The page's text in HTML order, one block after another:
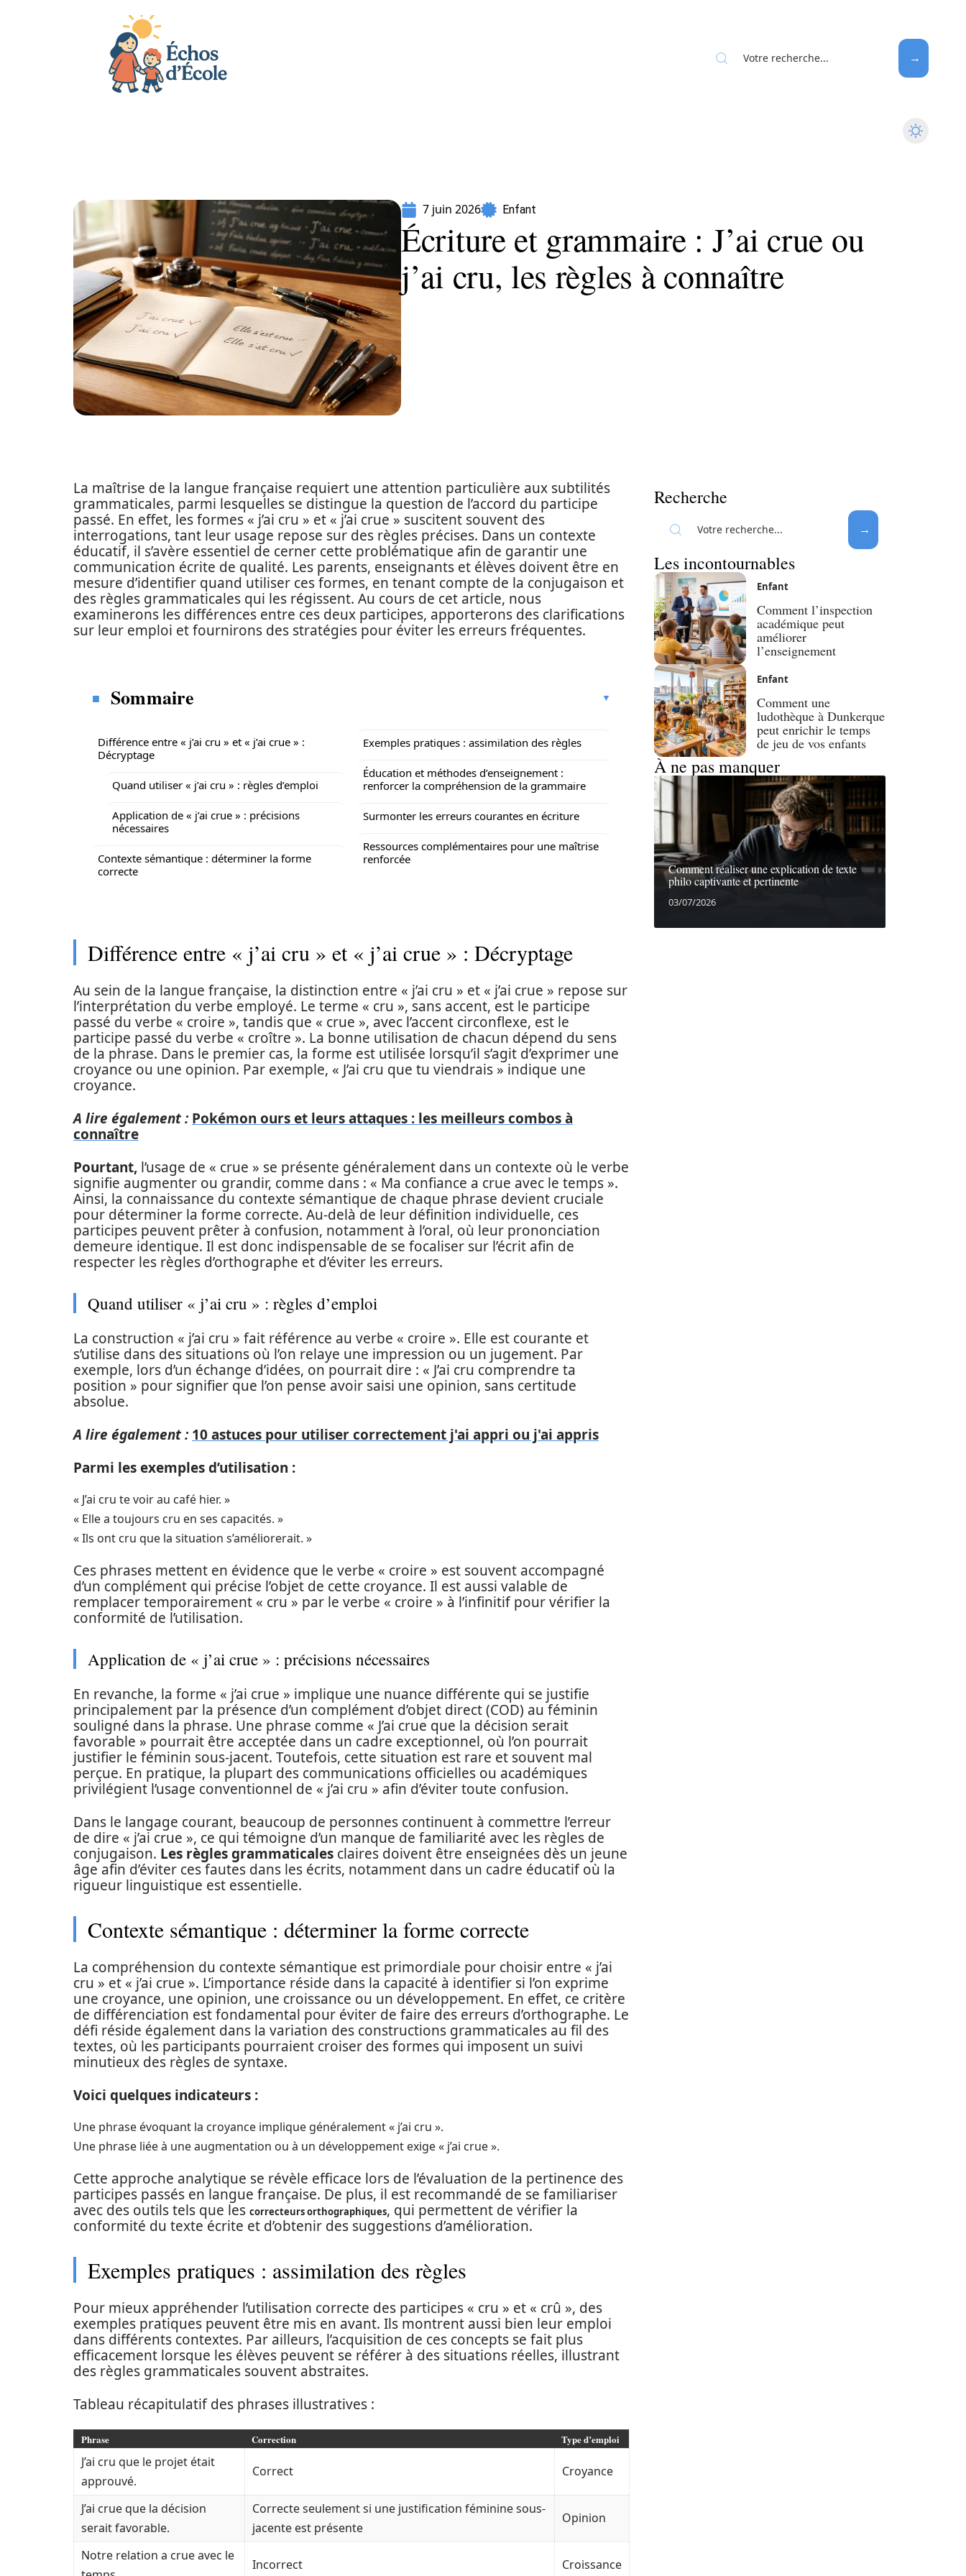
7 juin 2026 Enfant
Écriture et grammaire : J’ai crue ou
j’ai cru, les règles à connaître
La maîtrise de la langue française requiert une attention particulière aux subtilités
grammaticales, parmi lesquelles se distingue la question de l’accord du participe
passé. En effet, les formes « j’ai cru » et « j’ai crue » suscitent souvent des
interrogations, tant leur usage repose sur des règles précises. Dans un contexte
éducatif, il s’avère essentiel de cerner cette problématique afin de garantir une
communication écrite de qualité. Les parents, enseignants et élèves doivent être en
mesure d’identifier quand utiliser ces formes, en tenant compte de la conjugaison et
des règles grammaticales qui les régissent. Au cours de cet article, nous
examinerons les différences entre ces deux participes, apporterons des clarifications
sur leur emploi et fournirons des stratégies pour éviter les erreurs fréquentes.
Sommaire
Différence entre « j’ai cru » et « j’ai crue » :
Décryptage
Quand utiliser « j’ai cru » : règles d’emploi
Application de « j’ai crue » : précisions
nécessaires
Contexte sémantique : déterminer la forme
correcte
Exemples pratiques : assimilation des règles
Éducation et méthodes d’enseignement :
renforcer la compréhension de la grammaire
Surmonter les erreurs courantes en écriture
Ressources complémentaires pour une maîtrise
renforcée
Différence entre « j’ai cru » et « j’ai crue » : Décryptage
Au sein de la langue française, la distinction entre « j’ai cru » et « j’ai crue » repose sur
l’interprétation du verbe employé. Le terme « cru », sans accent, est le participe
passé du verbe « croire », tandis que « crue », avec l’accent circonflexe, est le
participe passé du verbe « croître ». La bonne utilisation de chacun dépend du sens
de la phrase. Dans le premier cas, la forme est utilisée lorsqu’il s’agit d’exprimer une
croyance ou une opinion. Par exemple, « J’ai cru que tu viendrais » indique une
croyance.
A lire également : Pokémon ours et leurs attaques : les meilleurs combos à
connaître
Pourtant, l’usage de « crue » se présente généralement dans un contexte où le verbe
signifie augmenter ou grandir, comme dans : « Ma confiance a crue avec le temps ».
Ainsi, la connaissance du contexte sémantique de chaque phrase devient cruciale
pour déterminer la forme correcte. Au-delà de leur définition individuelle, ces
participes peuvent prêter à confusion, notamment à l’oral, où leur prononciation
demeure identique. Il est donc indispensable de se focaliser sur l’écrit afin de
respecter les règles d’orthographe et d’éviter les erreurs.
Quand utiliser « j’ai cru » : règles d’emploi
La construction « j’ai cru » fait référence au verbe « croire ». Elle est courante et
s’utilise dans des situations où l’on relaye une impression ou un jugement. Par
exemple, lors d’un échange d’idées, on pourrait dire : « J’ai cru comprendre ta
position » pour signifier que l’on pense avoir saisi une opinion, sans certitude
absolue.
A lire également : 10 astuces pour utiliser correctement j'ai appri ou j'ai appris
Parmi les exemples d’utilisation :
« J’ai cru te voir au café hier. »
« Elle a toujours cru en ses capacités. »
« Ils ont cru que la situation s’améliorerait. »
Ces phrases mettent en évidence que le verbe « croire » est souvent accompagné
d’un complément qui précise l’objet de cette croyance. Il est aussi valable de
remplacer temporairement « cru » par le verbe « croire » à l’infinitif pour vérifier la
conformité de l’utilisation.
Application de « j’ai crue » : précisions nécessaires
En revanche, la forme « j’ai crue » implique une nuance différente qui se justifie
principalement par la présence d’un complément d’objet direct (COD) au féminin
souligné dans la phrase. Une phrase comme « J’ai crue que la décision serait
favorable » pourrait être acceptée dans un cadre exceptionnel, où l’on pourrait
justifier le féminin sous-jacent. Toutefois, cette situation est rare et souvent mal
perçue. En pratique, la plupart des communications officielles ou académiques
privilégient l’usage conventionnel de « j’ai cru » afin d’éviter toute confusion.
Dans le langage courant, beaucoup de personnes continuent à commettre l’erreur
de dire « j’ai crue », ce qui témoigne d’un manque de familiarité avec les règles de
conjugaison. Les règles grammaticales claires doivent être enseignées dès un jeune
âge afin d’éviter ces fautes dans les écrits, notamment dans un cadre éducatif où la
rigueur linguistique est essentielle.
Contexte sémantique : déterminer la forme correcte
La compréhension du contexte sémantique est primordiale pour choisir entre « j’ai
cru » et « j’ai crue ». L’importance réside dans la capacité à identifier si l’on exprime
une croyance, une opinion, une croissance ou un développement. En effet, ce critère
de différenciation est fondamental pour éviter de faire des erreurs d’orthographe. Le
défi réside également dans la variation des constructions grammaticales au fil des
textes, où les participants pourraient croiser des formes qui imposent un suivi
minutieux des règles de syntaxe.
Voici quelques indicateurs :
Une phrase évoquant la croyance implique généralement « j’ai cru ».
Une phrase liée à une augmentation ou à un développement exige « j’ai crue ».
Cette approche analytique se révèle efficace lors de l’évaluation de la pertinence des
participes passés en langue française. De plus, il est recommandé de se familiariser
avec des outils tels que les correcteurs orthographiques, qui permettent de vérifier la
conformité du texte écrite et d’obtenir des suggestions d’amélioration.
Exemples pratiques : assimilation des règles
Pour mieux appréhender l’utilisation correcte des participes « cru » et « crû », des
exemples pratiques peuvent être mis en avant. Ils montrent aussi bien leur emploi
dans différents contextes. Par ailleurs, l’acquisition de ces concepts se fait plus
efficacement lorsque les élèves peuvent se référer à des situations réelles, illustrant
des règles grammaticales souvent abstraites.
Tableau récapitulatif des phrases illustratives :
Phrase Correction Type d’emploi
J’ai cru que le projet était
approuvé.
Correct Croyance
J’ai crue que la décision
serait favorable.
Correcte seulement si une justification féminine sous-
jacente est présente
Opinion
Notre relation a crue avec le
Incorrect Croissance
Recherche
Les incontournables
Enfant
Comment l’inspection
académique peut
améliorer
l’enseignement
Enfant
Comment une
ludothèque à Dunkerque
peut enrichir le temps
de jeu de vos enfants
À ne pas manquer
Comment réaliser une explication de texte
philo captivante et pertinente
03/07/2026